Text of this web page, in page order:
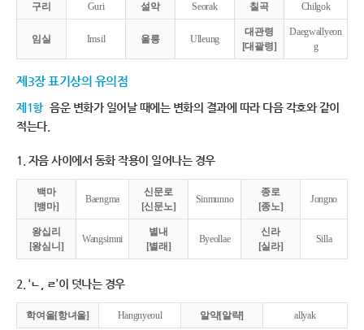
구리 Guri 설악 Seorak 칠곡 Chilgok
임실 Imsil 울릉 Ulleung
대관령
[대괄령]
Daegwallyeon
g
제3장 표기상의 유의점
제1항 음운 변화가 일어날 때에는 변화의 결과에 따라 다음 각호와 같이
적는다.
1. 자음 사이에서 동화 작용이 일어나는 경우
백마
[뱅마]
Baengma
신문로
[신문노]
Sinmunno
종로
[종노]
Jongno
왕십리
[왕심니]
Wangsimni
별내
[별래]
Byeollae
신라
[실라]
Silla
2. ‘ㄴ, ㄹ’이 덧나는 경우
학여울[항녀울] Hangnyeoul 알약[알략] allyak